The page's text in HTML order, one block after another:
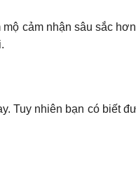
cảm nhận sâu sắc
Tuy nhiên bạn có biết